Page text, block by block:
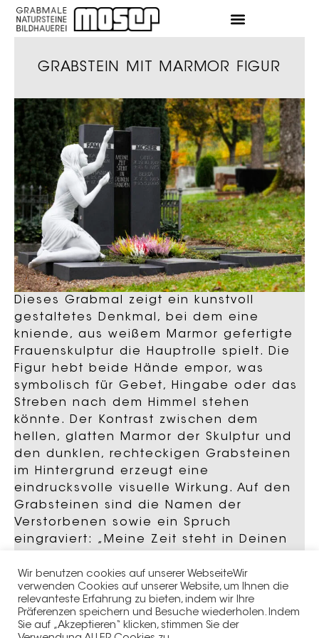
GRABSTEIN MIT MARMOR FIGUR
Dieses Grabmal zeigt ein kunstvoll
gestaltetes Denkmal, bei dem eine
kniende, aus weißem Marmor gefertigte
Frauenskulptur die Hauptrolle spielt. Die
Figur hebt beide Hände empor, was
symbolisch für Gebet, Hingabe oder das
Streben nach dem Himmel stehen
könnte. Der Kontrast zwischen dem
hellen, glatten Marmor der Skulptur und
den dunklen, rechteckigen Grabsteinen
im Hintergrund erzeugt eine
eindrucksvolle visuelle Wirkung. Auf den
Grabsteinen sind die Namen der
Verstorbenen sowie ein Spruch
eingraviert: „Meine Zeit steht in Deinen
spirituelle Botschaft hinweist. Vor dem
Grabmal befinden sich bunte
Heidepflanzen, die dem Gesamtbild
einen lebendigen und natürlichen Akzent
Wir benutzen cookies auf unserer WebseiteWir
verwenden Cookies auf unserer Website, um Ihnen die
relevanteste Erfahrung zu bieten, indem wir Ihre
Präferenzen speichern und Besuche wiederholen. Indem
Sie auf „Akzeptieren“ klicken, stimmen Sie der